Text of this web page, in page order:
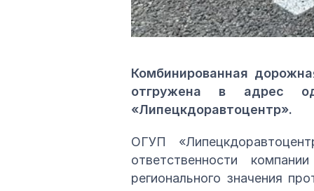
Комбинированная
отгружена в адрес
«Липецкдоравтоцентр».
ОГУП
ответственности
регионального значения